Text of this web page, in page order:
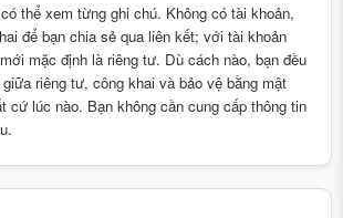
thể xem từng ghi chú. Không có tài khoản,
để bạn chia sẻ qua liên kết; với tài khoản
mặc định là riêng tư. Dù cách nào, bạn đều
riêng tư, công khai và bảo vệ bằng mật
lúc nào. Bạn không cần cung cấp thông tin